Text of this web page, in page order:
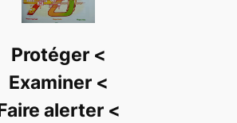
Protéger <
Examiner <
alerter <